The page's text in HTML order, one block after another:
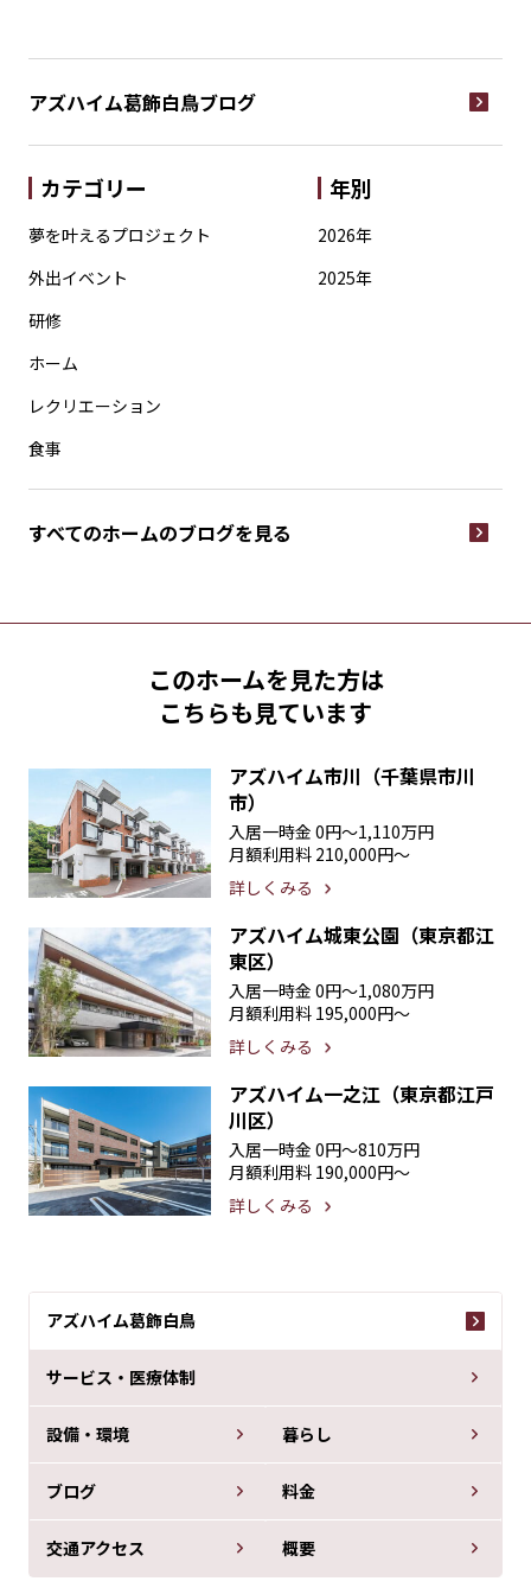
アズハイム葛飾白鳥
サービス・医療体制
設備・環境 暮らし
ブログ 料金
交通アクセス 概要
アズハイム葛飾白鳥ブログ
カテゴリー
夢を叶えるプロジェクト
外出イベント
研修
ホーム
レクリエーション
食事
年別
2026年
2025年
すべてのホームのブログを見る
このホームを見た方は
こちらも見ています
アズハイム市川（千葉県市川
市）
入居一時金 0円〜1,110万円
月額利用料 210,000円〜
詳しくみる
アズハイム城東公園（東京都江
東区）
入居一時金 0円〜1,080万円
月額利用料 195,000円〜
詳しくみる
アズハイム一之江（東京都江戸
川区）
入居一時金 0円〜810万円
月額利用料 190,000円〜
詳しくみる